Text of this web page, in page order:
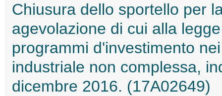
Chiusura dello sportello per
agevolazione di cui alla
programmi d'investimento
industriale non complessa,
dicembre 2016. (17A02649)